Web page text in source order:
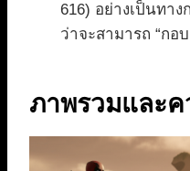
616) อย่างเป็นทา
ว่าจะสามารถ “กอ
ภาพรวมและ